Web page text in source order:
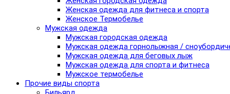
Женская одежда для фитнеса и спорта
Женское Термобелье
Мужская одежда
Мужская городская одежда
Мужская одежда горнолыжная /
Мужская одежда для беговых лыж
Мужская одежда для спорта и фитнеса
Мужское термобелье
Прочие виды спорта